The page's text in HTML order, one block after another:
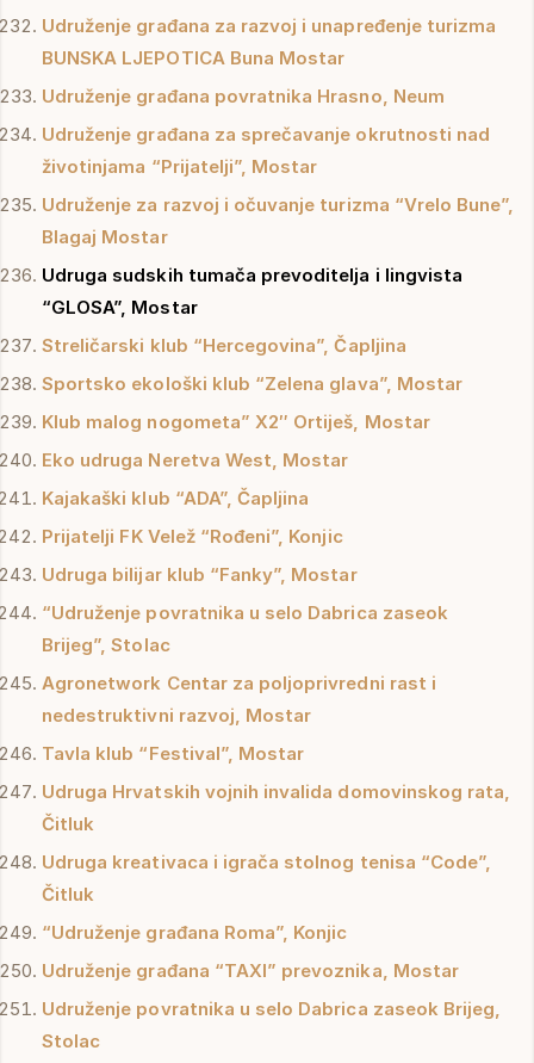
Udruženje građana za razvoj i unapređenje turizma
BUNSKA LJEPOTICA Buna Mostar
Udruženje građana povratnika Hrasno, Neum
Udruženje građana za sprečavanje okrutnosti nad
životinjama “Prijatelji”, Mostar
Udruženje za razvoj i očuvanje turizma “Vrelo Bune”,
Blagaj Mostar
Udruga sudskih tumača prevoditelja i lingvista
“GLOSA”, Mostar
Streličarski klub “Hercegovina”, Čapljina
Sportsko ekološki klub “Zelena glava”, Mostar
Klub malog nogometa” X2″ Ortiješ, Mostar
Eko udruga Neretva West, Mostar
Kajakaški klub “ADA”, Čapljina
Prijatelji FK Velež “Rođeni”, Konjic
Udruga bilijar klub “Fanky”, Mostar
“Udruženje povratnika u selo Dabrica zaseok
Brijeg”, Stolac
Agronetwork Centar za poljoprivredni rast i
nedestruktivni razvoj, Mostar
Tavla klub “Festival”, Mostar
Udruga Hrvatskih vojnih invalida domovinskog rata,
Čitluk
Udruga kreativaca i igrača stolnog tenisa “Code”,
Čitluk
“Udruženje građana Roma”, Konjic
Udruženje građana “TAXI” prevoznika, Mostar
Udruženje povratnika u selo Dabrica zaseok Brijeg,
Stolac